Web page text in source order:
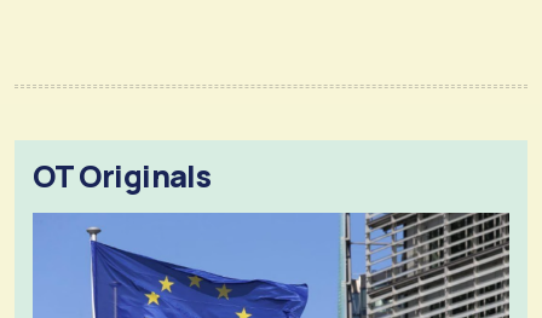
OT Originals